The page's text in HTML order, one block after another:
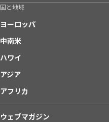
国と地域
ヨーロッパ
中南米
ハワイ
アジア
アフリカ
ウェブマガジン